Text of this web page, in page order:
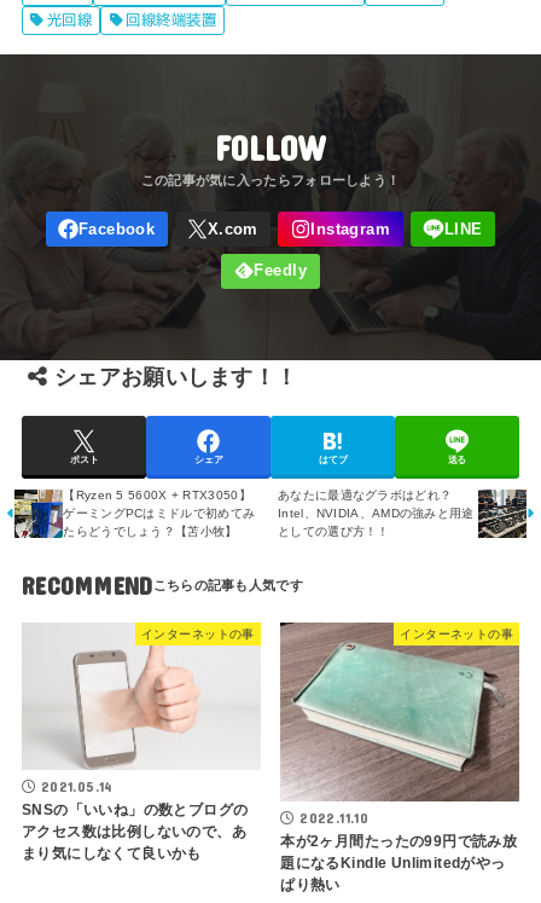
光回線
回線終端装置
FOLLOW
シェアお願いします！！
ポスト シェア はてブ 送る
あなたに最適なグラボはどれ？
Intel、NVIDIA、AMDの強みと用途
としての選び方！！
【Ryzen 5 5600X + RTX3050】
ゲーミングPCはミドルで初めてみ
たらどうでしょう？【苫小牧】
RECOMMEND
インターネットの事
2021.05.14
SNSの「いいね」の数とブログの
アクセス数は比例しないので、あ
まり気にしなくて良いかも
インターネットの事
2022.11.10
本が2ヶ月間たったの99円で読み放
題になるKindle Unlimitedがやっ
ぱり熱い